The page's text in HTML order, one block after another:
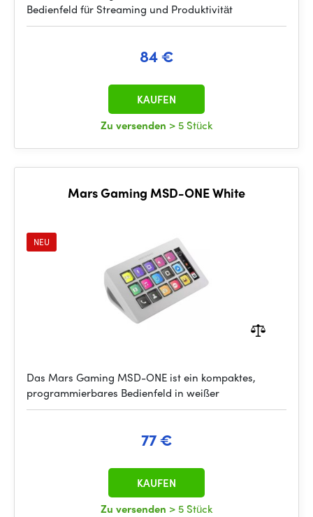
Bedienfeld für Streaming und Produktivität
84 €
Zu versenden > 5 Stück
KAUFEN
Mars Gaming MSD-ONE White
NEU
Das Mars Gaming MSD-ONE ist ein kompaktes,
programmierbares Bedienfeld in weißer
77 €
Zu versenden > 5 Stück
KAUFEN